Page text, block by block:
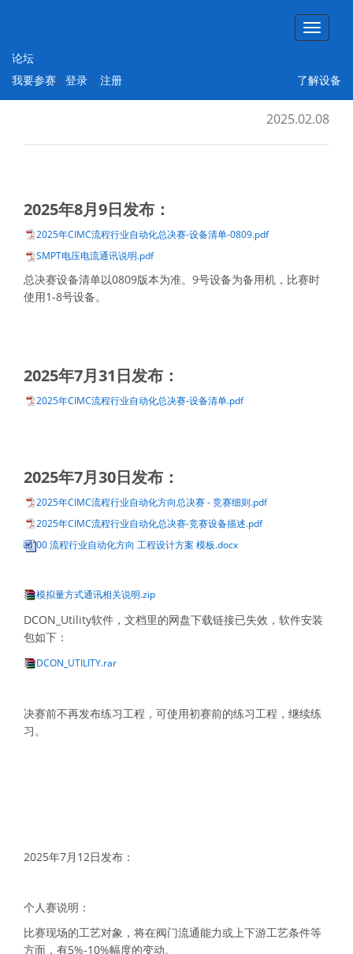
论坛
我要参赛| 登录 | 注册 了解设备
智能制造工程设计与应用类赛项：流程行业
2025.02.08
2025年8月9日发布：
2025年CIMC流程行业自动化总决赛-设备清单-0809.pdf
SMPT电压电流通讯说明.pdf
总决赛设备清单以0809版本为准。9号设备为备用机，比赛时
使用1-8号设备。
2025年7月31日发布：
2025年CIMC流程行业自动化总决赛-设备清单.pdf
2025年7月30日发布：
2025年CIMC流程行业自动化方向总决赛 - 竞赛细则.pdf
2025年CIMC流程行业自动化总决赛-竞赛设备描述.pdf
00 流程行业自动化方向 工程设计方案 模板.docx
模拟量方式通讯相关说明.zip
DCON_Utility软件，文档里的网盘下载链接已失效，软件安装
包如下：
DCON_UTILITY.rar
决赛前不再发布练习工程，可使用初赛前的练习工程，继续练
习。
2025年7月12日发布：
个人赛说明：
比赛现场的工艺对象，将在阀门流通能力或上下游工艺条件等
方面，有5%-10%幅度的变动。